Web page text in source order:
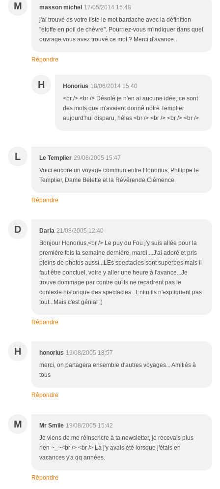
M masson michel 17/05/2014 15:48
j'ai trouvé ds votre liste le mot bardache avec la définition
"étoffe en poil de chèvre". Pourriez-vous m'indiquer dans quel
ouvrage vous avez trouvé ce mot ? Merci d'avance.
Répondre
H Honorius 18/06/2014 15:40
<br /> <br /> Désolé je n'en ai aucune idée, ce sont
des mots que m'avaient donné notre Templier
aujourd'hui disparu, hélas <br /> <br /> <br /> <br />
L Le Templier 29/08/2005 15:47
Voici encore un voyage commun entre Honorius, Philippe le
Templier, Dame Belette et la Révérende Clémence.
Répondre
D Daria 21/08/2005 12:40
Bonjour Honorius,<br /> Le puy du Fou j'y suis allée pour la
première fois la semaine dernière, mardi....J'ai adoré et pris
pleins de photos aussi...LEs spectacles sont superbes mais il
faut être ponctuel, voire y aller une heure à l'avance...Je
trouve dommage par contre qu'ils ne recadrent pas le
contexte historique des spectacles...Enfin ils n'expliquent pas
tout...Mais c'est génial ;)
Répondre
H honorius 19/08/2005 18:57
merci, on partagera ensemble d'autres voyages... Amitiés à
tous
Répondre
M Mr Smile 19/08/2005 15:42
Je viens de me réinscricre à ta newsletter, je recevais plus
rien ~_~<br /> <br /> Là j'y avais été lorsque j'étais en
vacances y'a qq années.
Répondre